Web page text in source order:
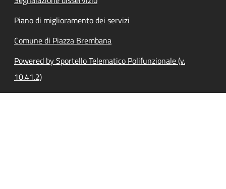
Piano di miglioramento dei servizi
Comune di Piazza Brembana
Powered by Sportello Telematico Polifunzionale (v.
10.41.2)